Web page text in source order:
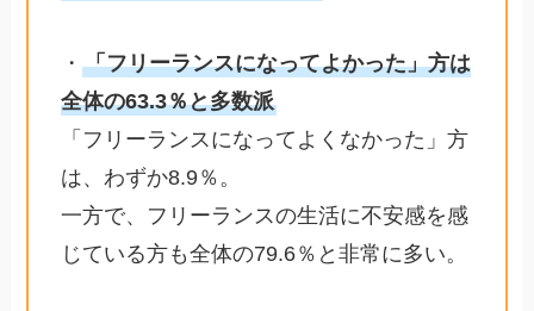
・「フリーランスになってよかった」方は
全体の63.3％と多数派
「フリーランスになってよくなかった」方
は、わずか8.9％。
一方で、フリーランスの生活に不安感を感
じている方も全体の79.6％と非常に多い。